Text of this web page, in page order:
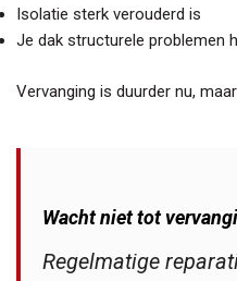
Isolatie sterk verouderd is
Je dak structurele problemen
Vervanging is duurder nu,
Wacht niet tot
Regelmatige